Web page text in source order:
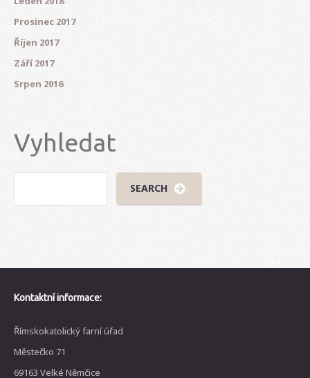
Prosinec 2017
Říjen 2017
Září 2017
Srpen 2016
Vyhledat
Kontaktní informace:
Římskokatolický farní úřad
Městečko 71
69163 Velké Němčice